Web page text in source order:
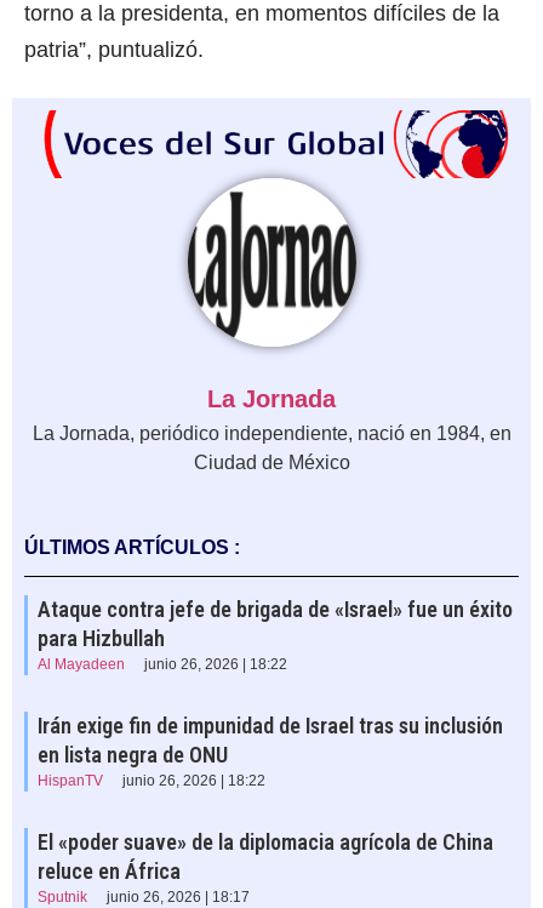
torno a la presidenta, en momentos difíciles de la
patria”, puntualizó.
La Jornada
La Jornada, periódico independiente, nació en 1984, en
Ciudad de México
ÚLTIMOS ARTÍCULOS :
Ataque contra jefe de brigada de «Israel» fue un éxito
para Hizbullah
Al Mayadeen junio 26, 2026 | 18:22
Irán exige fin de impunidad de Israel tras su inclusión
en lista negra de ONU
HispanTV junio 26, 2026 | 18:22
El «poder suave» de la diplomacia agrícola de China
reluce en África
Sputnik junio 26, 2026 | 18:17